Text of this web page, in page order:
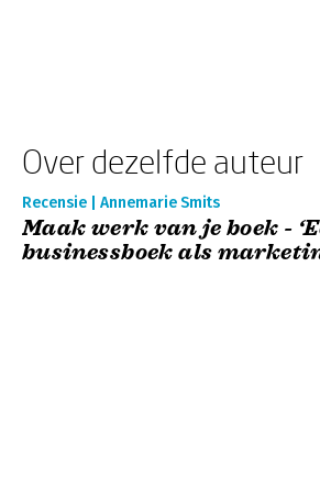
Over dezelfde auteur
Recensie | Annemarie Smits
Maak werk van je boek -
businessboek als